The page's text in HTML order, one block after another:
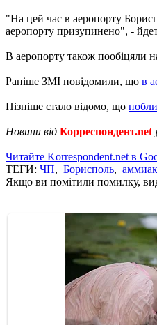
"На цей час в аеропорту
аеропорту призупинено", -
В аеропорту також пообіцяли
Раніше ЗМІ повідомили, що в
Пізніше стало відомо, що
Новини від Корреспондент.net
Читайте Korrespondent.net в
ТЕГИ: ЧП, Борисполь, аммиак
Якщо ви помітили помилку,